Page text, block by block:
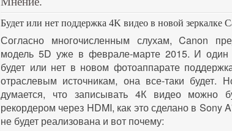
Будет или нет поддержка 4K видео в новой зеркалке
Согласно многочисленным слухам, Canon
модель 5D уже в феврале-марте 2015. И один
будет или нет в новом фотоаппарате
отраслевым источникам, она все-таки
думается, что записывать 4К видео можно
рекордером через HDMI, как это сделано в Sony
не будет реализована и вот почему: